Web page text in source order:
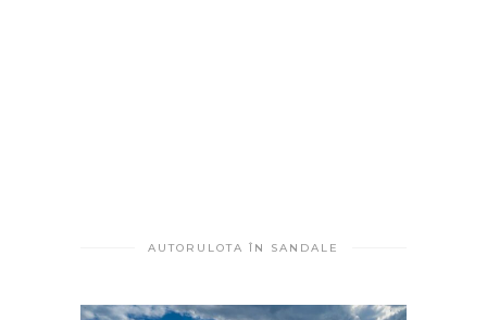
AUTORULOTA ÎN SANDALE